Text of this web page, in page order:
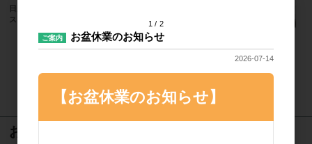
日新化工 NK クーベルチュールカカオン
ストロベリーNW 2kg
日新化工 NK プラチョコホワイト 1kg
16件中 1〜16件目
おすすめ商品
1 2
ご案内 お盆休業のお知らせ
2026-07-14
【お盆休業のお知らせ】